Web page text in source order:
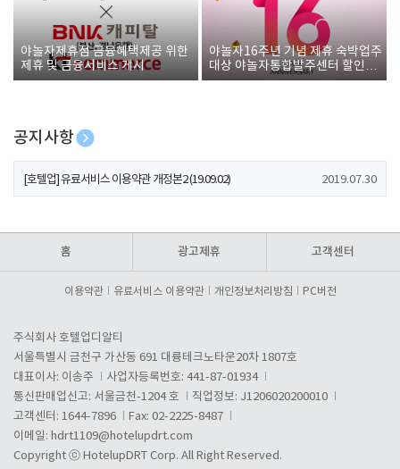
야놀자제휴점 금융혜택제공 위한
제휴 및 금융서비스 게시
야놀자16주년 기념 제휴 숙박업주
대상 야놀자통합발주센터 할인쿠
폰 증정
공지사항
[호텔업] 개인정보 처리방침 개정본1 (19.09.02)
[호텔업] 유료서비스 이용약관 개정본2 (19.09.02) 2019.07.30
홈 광고제휴 고객센터
이용약관 유료서비스 이용약관 개인정보처리방침 PC버전
주식회사 호텔업디알티
서울특별시 금천구 가산동 691 대륭테크노타운20차 1807호
대표이사: 이송주
사업자등록번호: 441-87-01934
통신판매업신고: 서울금천-1204 호
직업정보: J1206020200010
고객센터: 1644-7896
Fax: 02-2225-8487
이메일: hdrt1109@hotelupdrt.com
Copyright ⓒ HotelupDRT Corp. All Right Reserved.